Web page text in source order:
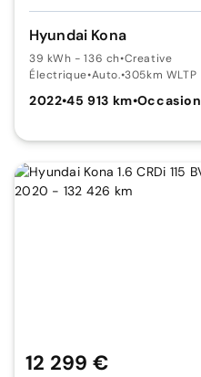
Hyundai Kona
39 kWh - 136 ch•Creative
Électrique•Auto.•305km WLTP
2022•45 913 km•Occasion
12 299 €